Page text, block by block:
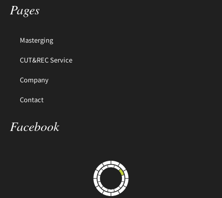
Pages
Masterging
CUT&REC Service
Company
Contact
Facebook